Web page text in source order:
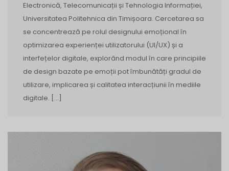
Electronică, Telecomunicații și Tehnologia Informației,
Universitatea Politehnica din Timișoara. Cercetarea sa
se concentrează pe rolul designului emoțional în
optimizarea experienței utilizatorului (UI/UX) și a
interfețelor digitale, explorând modul în care principiile
de design bazate pe emoții pot îmbunătăți gradul de
utilizare, implicarea și calitatea interacțiunii în mediile
digitale. […]